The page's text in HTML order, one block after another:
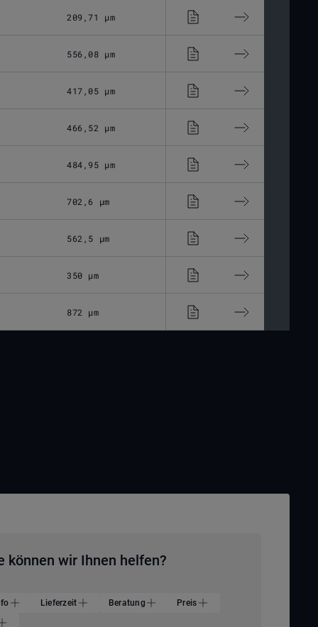
209,71 μm
556,08 μm
417,05 μm
466,52 μm
484,95 μm
702,6 μm
562,5 μm
350 μm
872 μm
können wir Ihnen helfen?
Lieferzeit Beratung
Preis